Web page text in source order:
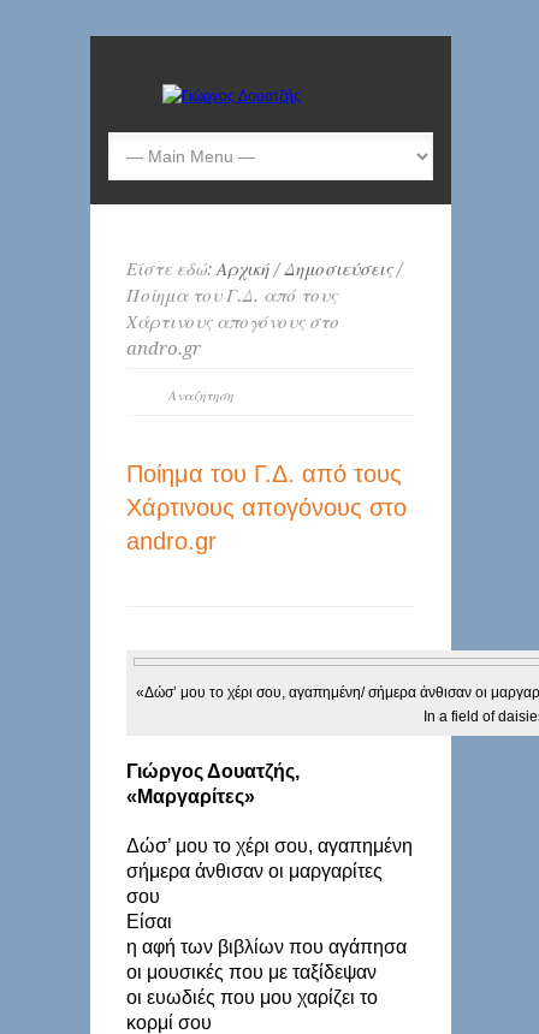
Είστε εδώ:Αρχική/Δημοσιεύσεις/
Ποίημα του Γ.Δ. από τους
Χάρτινους απογόνους στο
andro.gr
Ποίημα του Γ.Δ. από τους
Χάρτινους απογόνους στο
andro.gr
«Δώσ’ μου το χέρι σου, αγαπημένη/ σήμερα άνθισαν οι
In a field of
Γιώργος Δουατζής,
«Μαργαρίτες»
Δώσ’ μου το χέρι σου, αγαπημένη
σήμερα άνθισαν οι μαργαρίτες
σου
Είσαι
η αφή των βιβλίων που αγάπησα
οι μουσικές που με ταξίδεψαν
οι ευωδιές που μου χαρίζει το
κορμί σου